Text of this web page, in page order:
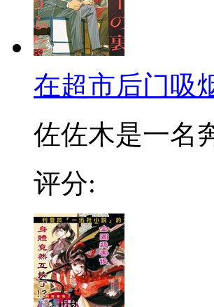
在超市后门吸
佐佐木是一名
评分: